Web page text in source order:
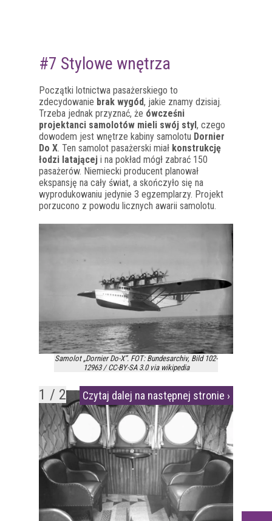
#7 Stylowe wnętrza
Początki lotnictwa pasażerskiego to
zdecydowanie brak wygód, jakie znamy dzisiaj.
Trzeba jednak przyznać, że ówcześni
projektanci samolotów mieli swój styl, czego
dowodem jest wnętrze kabiny samolotu Dornier
Do X. Ten samolot pasażerski miał konstrukcję
łodzi latającej i na pokład mógł zabrać 150
pasażerów. Niemiecki producent planował
ekspansję na cały świat, a skończyło się na
wyprodukowaniu jedynie 3 egzemplarzy. Projekt
porzucono z powodu licznych awarii samolotu.
Samolot „Dornier Do-X”. FOT: Bundesarchiv, Bild 102-
12963 / CC-BY-SA 3.0 via wikipedia
1 / 2 Czytaj dalej na następnej stronie ›